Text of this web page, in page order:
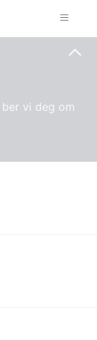
vi deg om